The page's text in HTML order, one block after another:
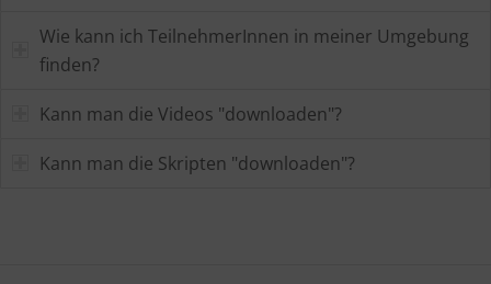
Wie kann ich TeilnehmerInnen in meiner Umgebung
finden?
Kann man die Videos "downloaden"?
Kann man die Skripten "downloaden"?